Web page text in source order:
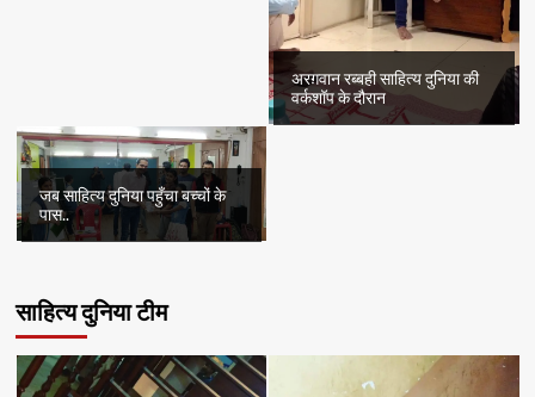
अरग़वान रब्बही साहित्य दुनिया की
वर्कशॉप के दौरान
जब साहित्य दुनिया पहुँचा बच्चों के
पास..
साहित्य दुनिया टीम